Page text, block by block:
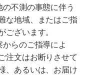
不測の事態に伴う
な地域、またはご指
ざいます。
らのご指導によ
注文はお断りさせて
、あるいは、お届け